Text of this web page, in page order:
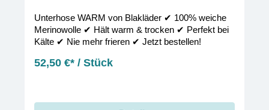
Unterhose WARM von Blakläder ✔︎ 100% weiche
Merinowolle ✔︎ Hält warm & trocken ✔︎ Perfekt bei
Kälte ✔︎ Nie mehr frieren ✔︎ Jetzt bestellen!
52,50 €* / Stück